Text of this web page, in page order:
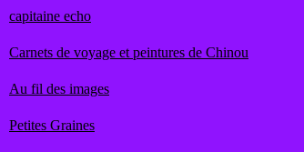
capitaine echo
Carnets de voyage et peintures de Chinou
Au fil des images
Petites Graines